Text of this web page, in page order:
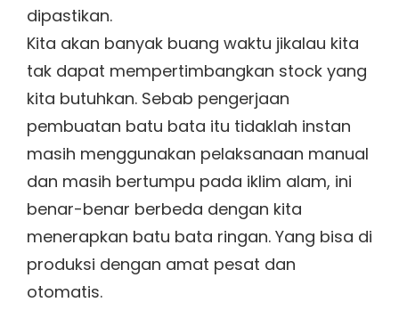
dipastikan.
Kita akan banyak buang waktu jikalau kita
tak dapat mempertimbangkan stock yang
kita butuhkan. Sebab pengerjaan
pembuatan batu bata itu tidaklah instan
masih menggunakan pelaksanaan manual
dan masih bertumpu pada iklim alam, ini
benar-benar berbeda dengan kita
menerapkan batu bata ringan. Yang bisa di
produksi dengan amat pesat dan
otomatis.